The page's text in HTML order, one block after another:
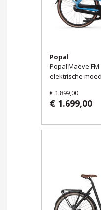
Popal
Popal Maeve FM
elektrische
€ 1.899,00
€ 1.699,00